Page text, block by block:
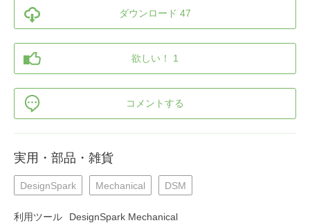
ダウンロード 47
欲しい！ 1
コメントする
実用・部品・雑貨
DesignSpark Mechanical DSM
利用ツール DesignSpark Mechanical